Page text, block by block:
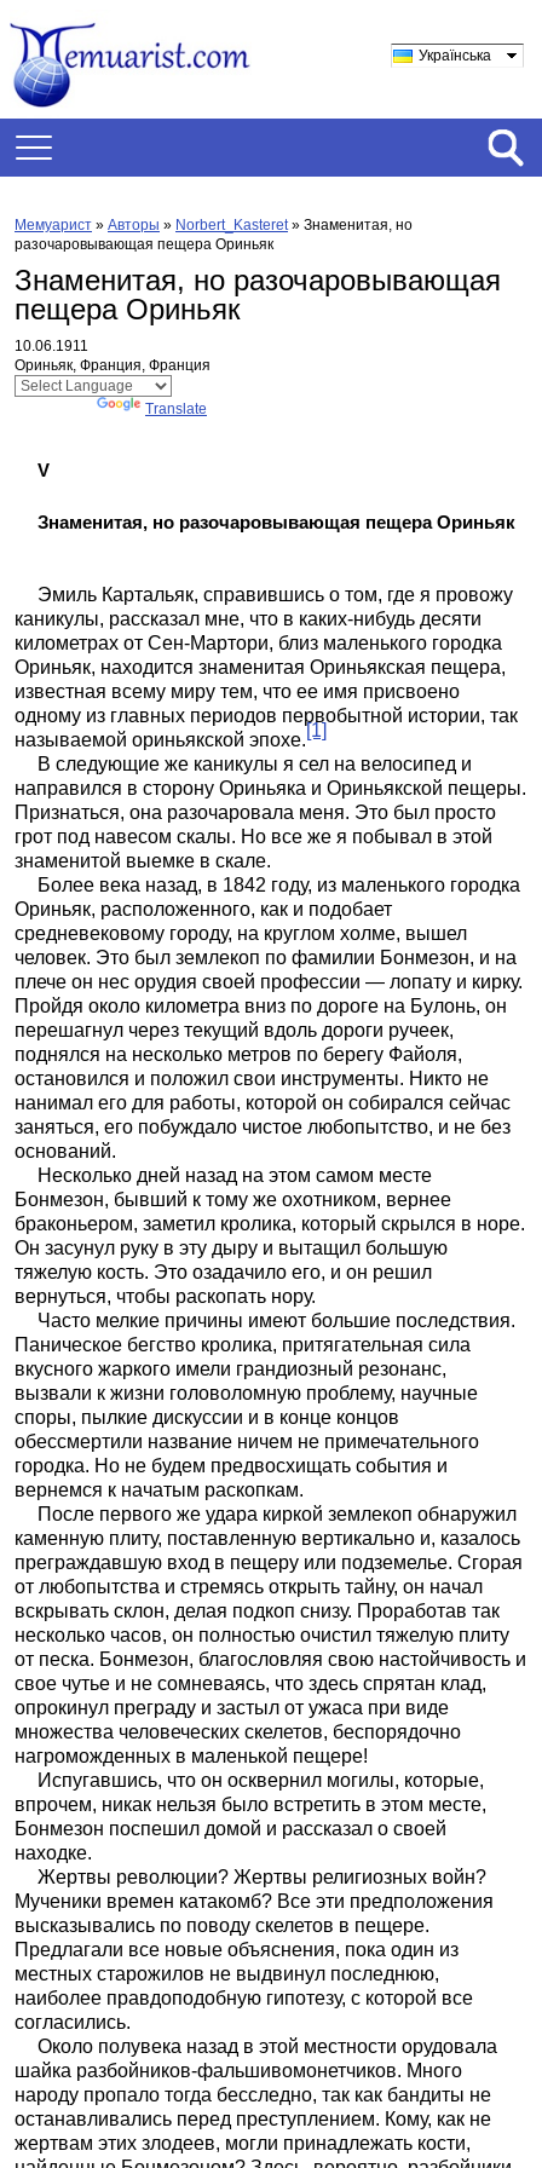
Українська
Мемуарист » Авторы » Norbert_Kasteret» Знаменитая, но
разочаровывающая пещера Ориньяк
Знаменитая, но разочаровывающая
пещера Ориньяк
10.06.1911
Ориньяк, Франция, Франция
Translate
V
Знаменитая, но разочаровывающая пещера Ориньяк
Эмиль Картальяк, справившись о том, где я провожу
каникулы, рассказал мне, что в каких-нибудь десяти
километрах от Сен-Мартори, близ маленького городка
Ориньяк, находится знаменитая Ориньякская пещера,
известная всему миру тем, что ее имя присвоено
одному из главных периодов первобытной истории, так
называемой ориньякской эпохе.[1]
В следующие же каникулы я сел на велосипед и
направился в сторону Ориньяка и Ориньякской пещеры.
Признаться, она разочаровала меня. Это был просто
грот под навесом скалы. Но все же я побывал в этой
знаменитой выемке в скале.
Более века назад, в 1842 году, из маленького городка
Ориньяк, расположенного, как и подобает
средневековому городу, на круглом холме, вышел
человек. Это был землекоп по фамилии Бонмезон, и на
плече он нес орудия своей профессии — лопату и кирку.
Пройдя около километра вниз по дороге на Булонь, он
перешагнул через текущий вдоль дороги ручеек,
поднялся на несколько метров по берегу Файоля,
остановился и положил свои инструменты. Никто не
нанимал его для работы, которой он собирался сейчас
заняться, его побуждало чистое любопытство, и не без
оснований.
Несколько дней назад на этом самом месте
Бонмезон, бывший к тому же охотником, вернее
браконьером, заметил кролика, который скрылся в норе.
Он засунул руку в эту дыру и вытащил большую
тяжелую кость. Это озадачило его, и он решил
вернуться, чтобы раскопать нору.
Часто мелкие причины имеют большие последствия.
Паническое бегство кролика, притягательная сила
вкусного жаркого имели грандиозный резонанс,
вызвали к жизни головоломную проблему, научные
споры, пылкие дискуссии и в конце концов
обессмертили название ничем не примечательного
городка. Но не будем предвосхищать события и
вернемся к начатым раскопкам.
После первого же удара киркой землекоп обнаружил
каменную плиту, поставленную вертикально и, казалось
преграждавшую вход в пещеру или подземелье. Сгорая
от любопытства и стремясь открыть тайну, он начал
вскрывать склон, делая подкоп снизу. Проработав так
несколько часов, он полностью очистил тяжелую плиту
от песка. Бонмезон, благословляя свою настойчивость и
свое чутье и не сомневаясь, что здесь спрятан клад,
опрокинул преграду и застыл от ужаса при виде
множества человеческих скелетов, беспорядочно
нагроможденных в маленькой пещере!
Испугавшись, что он осквернил могилы, которые,
впрочем, никак нельзя было встретить в этом месте,
Бонмезон поспешил домой и рассказал о своей
находке.
Жертвы революции? Жертвы религиозных войн?
Мученики времен катакомб? Все эти предположения
высказывались по поводу скелетов в пещере.
Предлагали все новые объяснения, пока один из
местных старожилов не выдвинул последнюю,
наиболее правдоподобную гипотезу, с которой все
согласились.
Около полувека назад в этой местности орудовала
шайка разбойников-фальшивомонетчиков. Много
народу пропало тогда бесследно, так как бандиты не
останавливались перед преступлением. Кому, как не
жертвам этих злодеев, могли принадлежать кости,